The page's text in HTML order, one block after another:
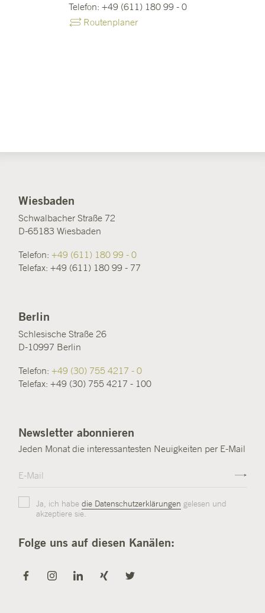
Telefon: +49 (611) 180 99 - 0
Routenplaner
Wiesbaden
Schwalbacher Straße 72
D-65183 Wiesbaden
Telefon:+49 (611) 180 99 - 0
Telefax: +49 (611) 180 99 - 77
Berlin
Schlesische Straße 26
D-10997 Berlin
Telefon:+49 (30) 755 4217 - 0
Telefax: +49 (30) 755 4217 - 100
Newsletter abonnieren
Jeden Monat die interessantesten Neuigkeiten per E-Mail
Ja, ich habedie Datenschutzerklärungen gelesen und
akzeptiere sie.
Folge uns auf diesen Kanälen: